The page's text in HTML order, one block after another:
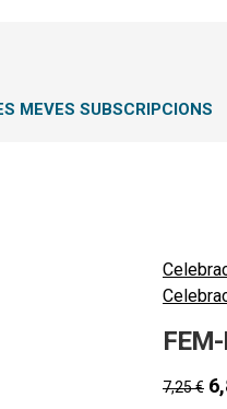
MEVES SUBSCRIPCIONS
7,25€